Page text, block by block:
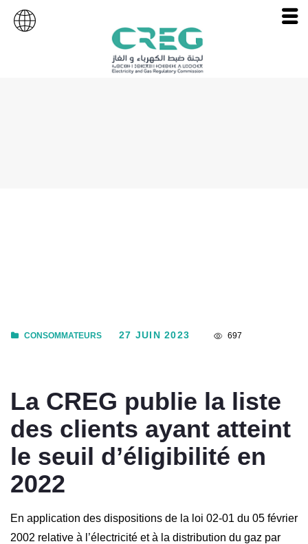
CONSOMMATEURS 27 JUIN 2023 697
La CREG publie la liste
des clients ayant atteint
le seuil d’éligibilité en
2022
En application des dispositions de la loi 02-01 du 05 février
2002 relative à l’électricité et à la distribution du gaz par